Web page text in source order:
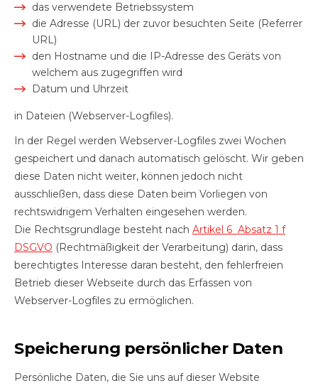
das verwendete Betriebssystem
die Adresse (URL) der zuvor besuchten Seite (Referrer
URL)
den Hostname und die IP-Adresse des Geräts von
welchem aus zugegriffen wird
Datum und Uhrzeit
in Dateien (Webserver-Logfiles).
In der Regel werden Webserver-Logfiles zwei Wochen
gespeichert und danach automatisch gelöscht. Wir geben
diese Daten nicht weiter, können jedoch nicht
ausschließen, dass diese Daten beim Vorliegen von
rechtswidrigem Verhalten eingesehen werden.
Die Rechtsgrundlage besteht nach Artikel 6 Absatz 1 f
DSGVO (Rechtmäßigkeit der Verarbeitung) darin, dass
berechtigtes Interesse daran besteht, den fehlerfreien
Betrieb dieser Webseite durch das Erfassen von
Webserver-Logfiles zu ermöglichen.
Speicherung persönlicher Daten
Persönliche Daten, die Sie uns auf dieser Website